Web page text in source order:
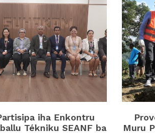
iha Enkontru
Tékniku SEANF ba
Muru